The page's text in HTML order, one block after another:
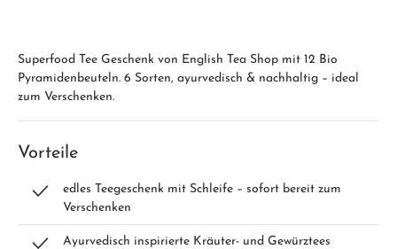
Superfood Tee Geschenk von English Tea Shop mit 12 Bio
Pyramidenbeuteln. 6 Sorten, ayurvedisch & nachhaltig – ideal
zum Verschenken.
Vorteile
edles Teegeschenk mit Schleife – sofort bereit zum
Verschenken
Ayurvedisch inspirierte Kräuter- und Gewürztees